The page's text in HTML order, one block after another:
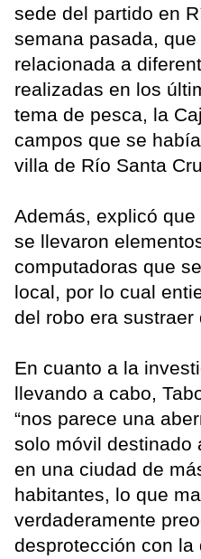
sede del partido en
semana pasada,
relacionada a
realizadas en los
tema de pesca, la
campos que se
villa de Río Santa
Además, explicó
se llevaron
computadoras que
local, por lo cual
del robo era
En cuanto a la
llevando a cabo,
“nos parece una
solo móvil destinado
en una ciudad de
habitantes, lo que
verdaderamente
desprotección con la